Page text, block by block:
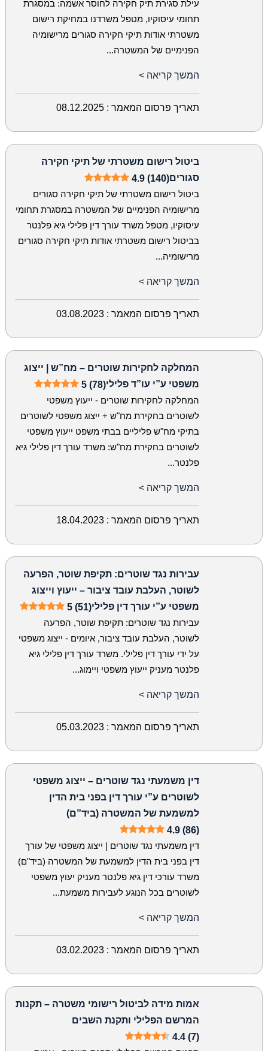
עילת סגירת תיק חקירה לחוסר אשמה: במסגרת
תחומי עיסוקיו, מטפל משרדנו במחיקת רישום
משטרתי אודות תיקי חקירה סגורים מרישומיה
הפנימיים של המשטרה...
המשך קריאה >
תאריך פרסום המאמר : 08.12.2025
ביטול רישום משטרתי של תיקי חקירה
סגורים4.9 (140)
ביטול רישום משטרתי של תיקי חקירה סגורים
מרישומיה הפנימיים של המשטרה במסגרת תחומי
עיסוקיו, מטפל משרד עורך דין פלילי גיא פלנטר
בביטול רישום משטרתי אודות תיקי חקירה סגורים
מרישומיה...
המשך קריאה >
תאריך פרסום המאמר : 03.08.2023
המחלקה לחקירות שוטרים – מח”ש | ייצוג
משפטי ע”י עו”ד פלילי5 (78)
המחלקה לחקירות שוטרים - ייעוץ משפטי
לשוטרים בחקירת מח"ש + ייצוג משפטי לשוטרים
בתיקי מח"ש פליליים בבתי משפט ייעוץ משפטי
לשוטרים בחקירת מח"ש: משרד עורך דין פלילי גיא
פלנטר...
המשך קריאה >
תאריך פרסום המאמר : 18.04.2023
עבירות נגד שוטרים: תקיפת שוטר, הפרעה
לשוטר, העלבת עובד ציבור – ייעוץ וייצוג
משפטי ע”י עורך דין פלילי5 (51)
עבירות נגד שוטרים: תקיפת שוטר, הפרעה
לשוטר, העלבת עובד ציבור, איומים - ייצוג משפטי
על ידי עורך דין פלילי. משרד עורך דין פלילי גיא
פלנטר מעניק ייעוץ משפטי ויימוג...
המשך קריאה >
תאריך פרסום המאמר : 05.03.2023
דין משמעתי נגד שוטרים – ייצוג משפטי
לשוטרים ע”י עורך דין בפני בית הדין
למשמעת של המשטרה (ביד”ם)
4.9 (86)
דין משמעתי נגד שוטרים | ייצוג משפטי של עורך
דין בפני בית הדין למשמעת של המשטרה (ביד"ם)
משרד עורכי דין גיא פלנטר מעניק יעוץ משפטי
לשוטרים בכל הנוגע לעבירות משמעת...
המשך קריאה >
תאריך פרסום המאמר : 03.02.2023
אמות מידה לביטול רישומי משטרה – תקנות
המרשם הפלילי ותקנת השבים
4.4 (7)